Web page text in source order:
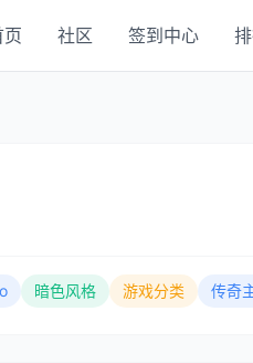
页 社区 签到中心
暗色风格 游戏分类 传奇